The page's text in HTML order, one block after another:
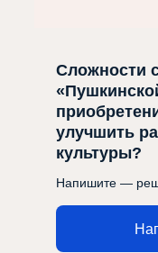
Сложности
улучшить
культуры?
Напишите —